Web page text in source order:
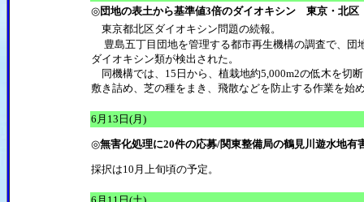
◎団地の表土から基準値3倍のダイオキシン 東京・北区
東京都北区ダイオキシン問題の続報。
豊島五丁目団地を管理する都市再生機構の調査で、
ダイオキシン類が検出された。
同機構では、15日から、植栽地約5,000m2の低木を切
敷き詰め、芝の種をまき、飛散などを防止する作業を始
6月13日(月)
◎無害化処理に20件の応募/関東整備局の鶴見川遊水地有
採択は10月上旬頃の予定。